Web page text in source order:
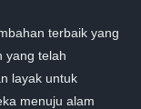
terbaik yang
yang telah
layak untuk
menuju alam